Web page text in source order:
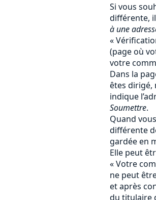
Si vous
différente,
à une
«
(page où
votre
Dans la
êtes dirigé,
indique
Soumettre.
Quand
différente
gardée en
Elle peut
« Votre
ne peut
et après
du titulaire